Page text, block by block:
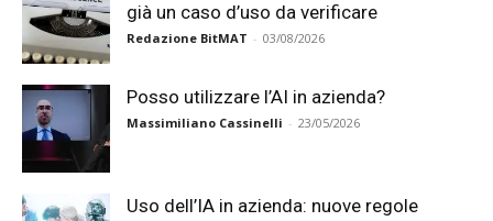
già un caso d’uso da verificare
Redazione BitMAT - 03/08/2026
Posso utilizzare l’AI in azienda?
Massimiliano Cassinelli - 23/05/2026
Uso dell’IA in azienda: nuove regole